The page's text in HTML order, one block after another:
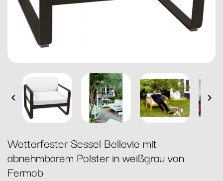
 
Wetterfester Sessel Bellevie mit
abnehmbarem Polster in weißgrau von
Fermob